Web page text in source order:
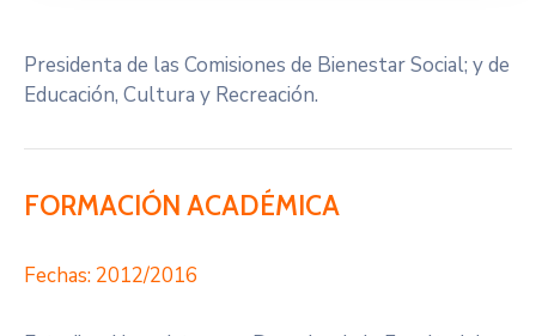
Presidenta de las Comisiones de Bienestar Social; y de
Educación, Cultura y Recreación.
FORMACIÓN ACADÉMICA
Fechas: 2012/2016